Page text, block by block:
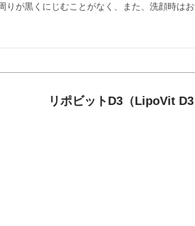
りが黒くにじむことがなく、また、洗顔時は
リポビットD3（LipoVit